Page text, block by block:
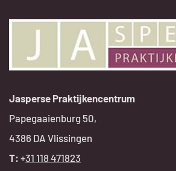
Jasperse Praktijkencentrum
Papegaaienburg 50,
4386 DA Vlissingen
T: +31 118 471823